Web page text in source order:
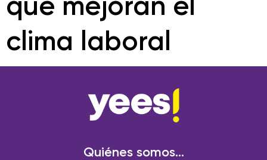
que mejoran el
clima laboral
Quiénes somos...